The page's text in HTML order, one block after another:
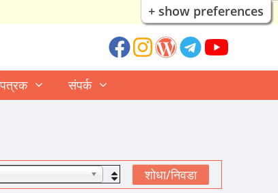
+ show preferences
संपर्क